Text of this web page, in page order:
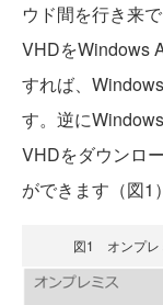
ウド間を行き来
VHDをWindows
すれば、
す。逆に
VHDをダウンロ
ができます（図1
図1 オンプレ